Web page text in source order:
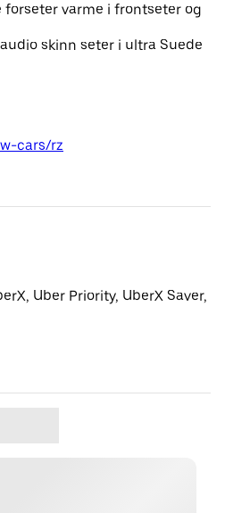
varme i frontseter og
skinn seter i ultra Suede
cars/rz
Uber Priority, UberX Saver,